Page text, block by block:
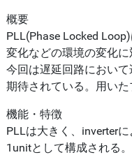
概要
PLL(Phase Locked
変化などの環境の変化
今回は遅延回路におい
期待されている。用いた
機能・特徴
PLLは大きく、inverter
1unitとして構成される。